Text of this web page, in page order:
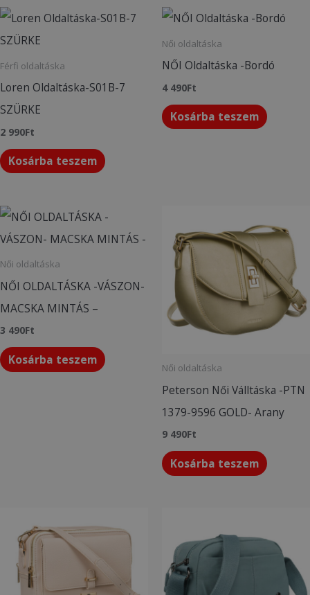
Férfi oldaltáska
Loren Oldaltáska-S01B-7
SZÜRKE
2 990Ft
Kosárba teszem
Női oldaltáska
NŐI Oldaltáska -Bordó
4 490Ft
Kosárba teszem
Női oldaltáska
NŐI OLDALTÁSKA -VÁSZON-
MACSKA MINTÁS –
3 490Ft
Kosárba teszem
Női oldaltáska
Peterson Női Válltáska -PTN
1379-9596 GOLD- Arany
9 490Ft
Kosárba teszem